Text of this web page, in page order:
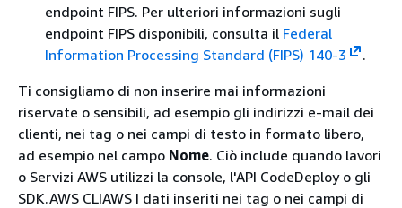
endpoint FIPS. Per ulteriori informazioni sugli
endpoint FIPS disponibili, consulta il Federal
Information Processing Standard (FIPS) 140-3
.
Ti consigliamo di non inserire mai informazioni
riservate o sensibili, ad esempio gli indirizzi e-mail dei
clienti, nei tag o nei campi di testo in formato libero,
ad esempio nel campo Nome. Ciò include quando lavori
o Servizi AWS utilizzi la console, l'API CodeDeploy o gli
SDK.AWS CLIAWS I dati inseriti nei tag o nei campi di